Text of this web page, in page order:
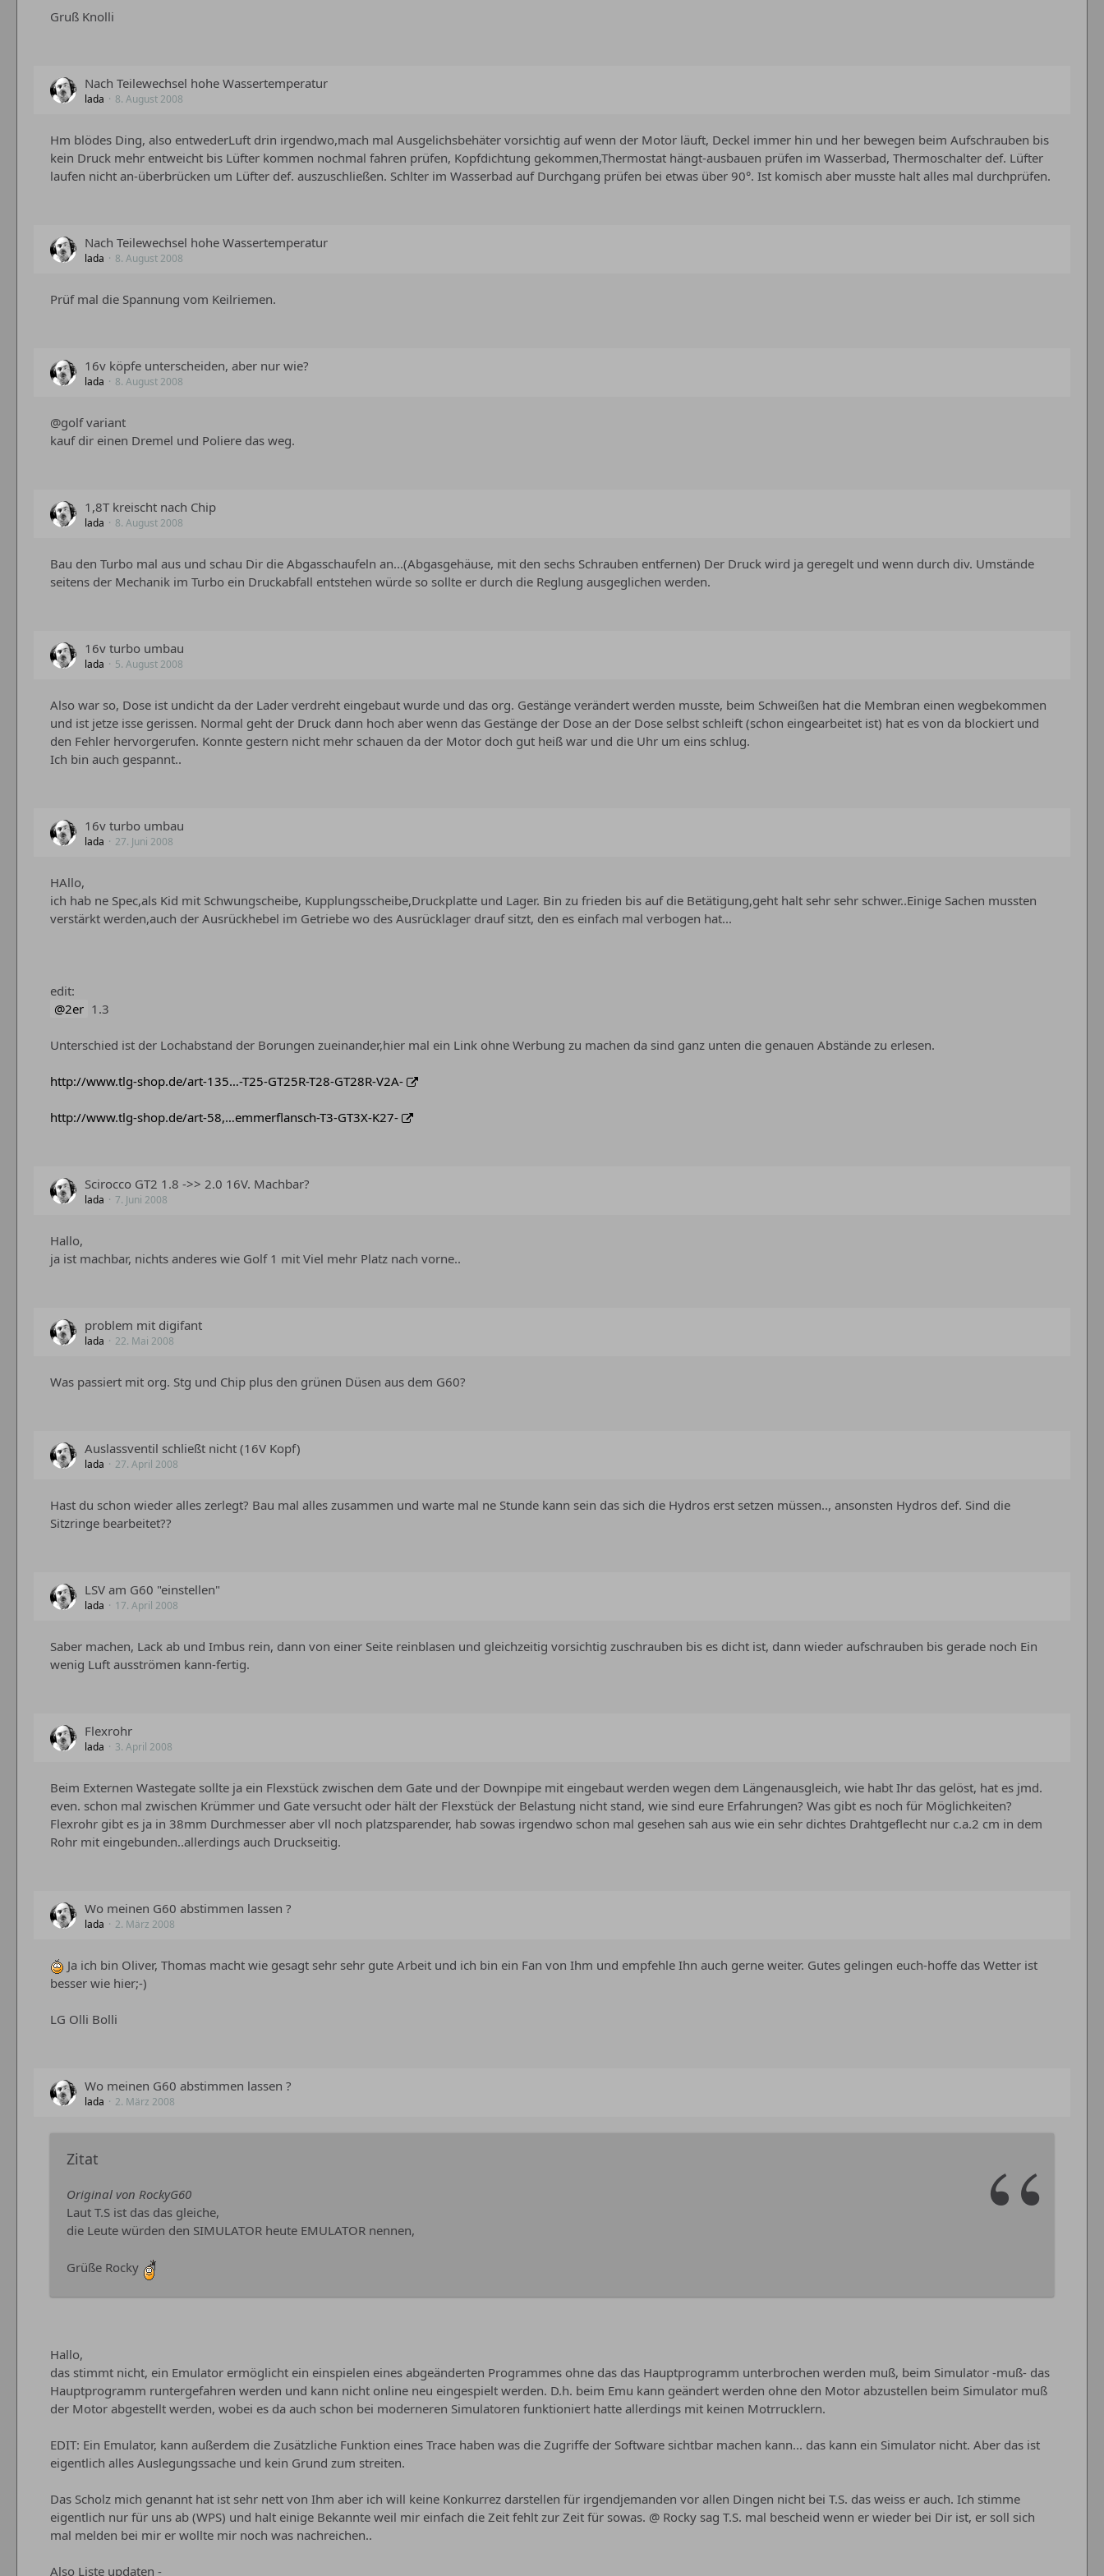
Gruß Knolli
Nach Teilewechsel hohe Wassertemperatur
lada 8. August 2008
Hm blödes Ding, also entwederLuft drin irgendwo,mach mal Ausgelichsbehäter vorsichtig auf wenn der Motor läuft, Deckel immer hin und her bewegen beim Aufschrauben bis
kein Druck mehr entweicht bis Lüfter kommen nochmal fahren prüfen, Kopfdichtung gekommen,Thermostat hängt-ausbauen prüfen im Wasserbad, Thermoschalter def. Lüfter
laufen nicht an-überbrücken um Lüfter def. auszuschließen. Schlter im Wasserbad auf Durchgang prüfen bei etwas über 90°. Ist komisch aber musste halt alles mal durchprüfen.
Nach Teilewechsel hohe Wassertemperatur
lada 8. August 2008
Prüf mal die Spannung vom Keilriemen.
16v köpfe unterscheiden, aber nur wie?
lada 8. August 2008
@golf variant
kauf dir einen Dremel und Poliere das weg.
1,8T kreischt nach Chip
lada 8. August 2008
Bau den Turbo mal aus und schau Dir die Abgasschaufeln an...(Abgasgehäuse, mit den sechs Schrauben entfernen) Der Druck wird ja geregelt und wenn durch div. Umstände
seitens der Mechanik im Turbo ein Druckabfall entstehen würde so sollte er durch die Reglung ausgeglichen werden.
16v turbo umbau
lada 5. August 2008
Also war so, Dose ist undicht da der Lader verdreht eingebaut wurde und das org. Gestänge verändert werden musste, beim Schweißen hat die Membran einen wegbekommen
und ist jetze isse gerissen. Normal geht der Druck dann hoch aber wenn das Gestänge der Dose an der Dose selbst schleift (schon eingearbeitet ist) hat es von da blockiert und
den Fehler hervorgerufen. Konnte gestern nicht mehr schauen da der Motor doch gut heiß war und die Uhr um eins schlug.
Ich bin auch gespannt..
16v turbo umbau
lada 27. Juni 2008
HAllo,
ich hab ne Spec,als Kid mit Schwungscheibe, Kupplungsscheibe,Druckplatte und Lager. Bin zu frieden bis auf die Betätigung,geht halt sehr sehr schwer..Einige Sachen mussten
verstärkt werden,auch der Ausrückhebel im Getriebe wo des Ausrücklager drauf sitzt, den es einfach mal verbogen hat...
edit:
2er 1.3
Unterschied ist der Lochabstand der Borungen zueinander,hier mal ein Link ohne Werbung zu machen da sind ganz unten die genauen Abstände zu erlesen.
http://www.tlg-shop.de/art-135…-T25-GT25R-T28-GT28R-V2A-
http://www.tlg-shop.de/art-58,…emmerflansch-T3-GT3X-K27-
Scirocco GT2 1.8 ->> 2.0 16V. Machbar?
lada 7. Juni 2008
Hallo,
ja ist machbar, nichts anderes wie Golf 1 mit Viel mehr Platz nach vorne..
problem mit digifant
lada 22. Mai 2008
Was passiert mit org. Stg und Chip plus den grünen Düsen aus dem G60?
Auslassventil schließt nicht (16V Kopf)
lada 27. April 2008
Hast du schon wieder alles zerlegt? Bau mal alles zusammen und warte mal ne Stunde kann sein das sich die Hydros erst setzen müssen.., ansonsten Hydros def. Sind die
Sitzringe bearbeitet??
LSV am G60 "einstellen"
lada 17. April 2008
Saber machen, Lack ab und Imbus rein, dann von einer Seite reinblasen und gleichzeitig vorsichtig zuschrauben bis es dicht ist, dann wieder aufschrauben bis gerade noch Ein
wenig Luft ausströmen kann-fertig.
Flexrohr
lada 3. April 2008
Beim Externen Wastegate sollte ja ein Flexstück zwischen dem Gate und der Downpipe mit eingebaut werden wegen dem Längenausgleich, wie habt Ihr das gelöst, hat es jmd.
even. schon mal zwischen Krümmer und Gate versucht oder hält der Flexstück der Belastung nicht stand, wie sind eure Erfahrungen? Was gibt es noch für Möglichkeiten?
Flexrohr gibt es ja in 38mm Durchmesser aber vll noch platzsparender, hab sowas irgendwo schon mal gesehen sah aus wie ein sehr dichtes Drahtgeflecht nur c.a.2 cm in dem
Rohr mit eingebunden..allerdings auch Druckseitig.
Wo meinen G60 abstimmen lassen ?
lada 2. März 2008
Ja ich bin Oliver, Thomas macht wie gesagt sehr sehr gute Arbeit und ich bin ein Fan von Ihm und empfehle Ihn auch gerne weiter. Gutes gelingen euch-hoffe das Wetter ist
besser wie hier;-)
LG Olli Bolli
Wo meinen G60 abstimmen lassen ?
lada 2. März 2008
Zitat
Original von RockyG60
Laut T.S ist das das gleiche,
die Leute würden den SIMULATOR heute EMULATOR nennen,
Grüße Rocky
Hallo,
das stimmt nicht, ein Emulator ermöglicht ein einspielen eines abgeänderten Programmes ohne das das Hauptprogramm unterbrochen werden muß, beim Simulator -muß- das
Hauptprogramm runtergefahren werden und kann nicht online neu eingespielt werden. D.h. beim Emu kann geändert werden ohne den Motor abzustellen beim Simulator muß
der Motor abgestellt werden, wobei es da auch schon bei moderneren Simulatoren funktioniert hatte allerdings mit keinen Motrrucklern.
EDIT: Ein Emulator, kann außerdem die Zusätzliche Funktion eines Trace haben was die Zugriffe der Software sichtbar machen kann... das kann ein Simulator nicht. Aber das ist
eigentlich alles Auslegungssache und kein Grund zum streiten.
Das Scholz mich genannt hat ist sehr nett von Ihm aber ich will keine Konkurrez darstellen für irgendjemanden vor allen Dingen nicht bei T.S. das weiss er auch. Ich stimme
eigentlich nur für uns ab (WPS) und halt einige Bekannte weil mir einfach die Zeit fehlt zur Zeit für sowas. @ Rocky sag T.S. mal bescheid wenn er wieder bei Dir ist, er soll sich
mal melden bei mir er wollte mir noch was nachreichen..
Also Liste updaten -